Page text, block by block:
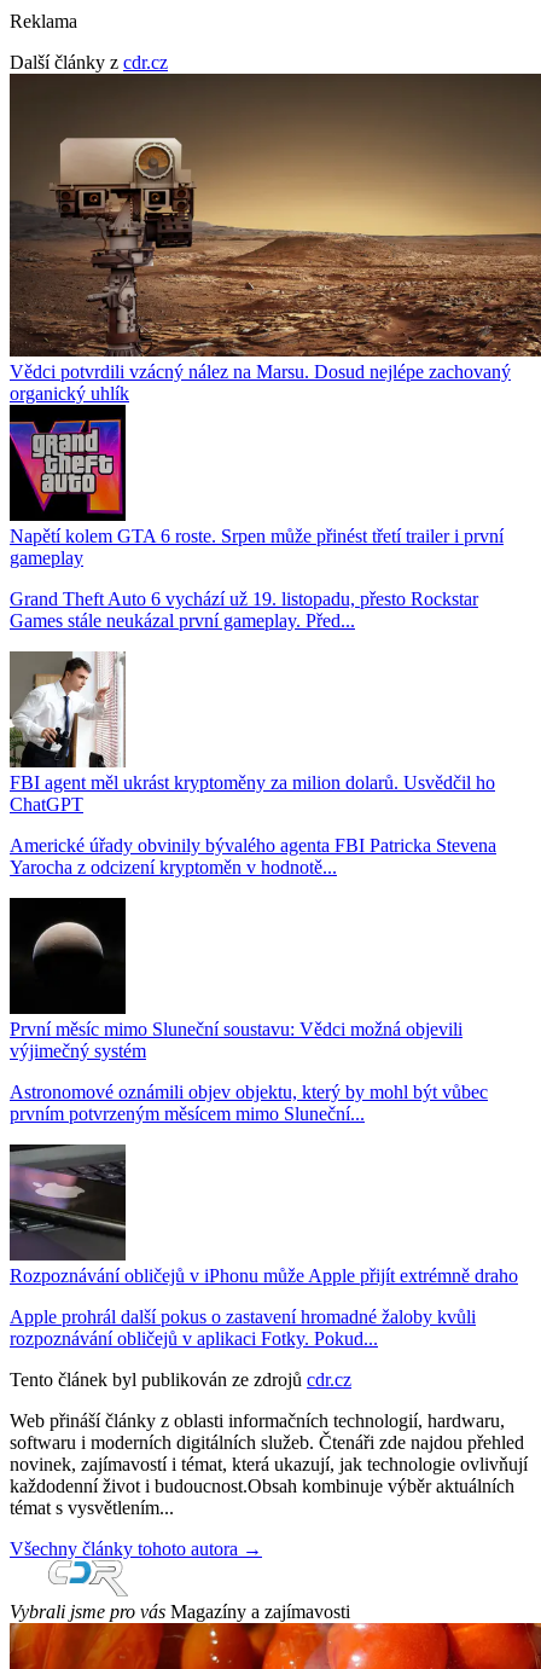
Reklama
Další články z cdr.cz
Vědci potvrdili vzácný nález na Marsu. Dosud nejlépe zachovaný
organický uhlík
Napětí kolem GTA 6 roste. Srpen může přinést třetí trailer i první
gameplay
Grand Theft Auto 6 vychází už 19. listopadu, přesto Rockstar
Games stále neukázal první gameplay. Před...
FBI agent měl ukrást kryptoměny za milion dolarů. Usvědčil ho
ChatGPT
Americké úřady obvinily bývalého agenta FBI Patricka Stevena
Yarocha z odcizení kryptoměn v hodnotě...
První měsíc mimo Sluneční soustavu: Vědci možná objevili
výjimečný systém
Astronomové oznámili objev objektu, který by mohl být vůbec
prvním potvrzeným měsícem mimo Sluneční...
Rozpoznávání obličejů v iPhonu může Apple přijít extrémně draho
Apple prohrál další pokus o zastavení hromadné žaloby kvůli
rozpoznávání obličejů v aplikaci Fotky. Pokud...
Tento článek byl publikován ze zdrojů cdr.cz
Web přináší články z oblasti informačních technologií, hardwaru,
softwaru i moderních digitálních služeb. Čtenáři zde najdou přehled
novinek, zajímavostí i témat, která ukazují, jak technologie ovlivňují
každodenní život i budoucnost.Obsah kombinuje výběr aktuálních
témat s vysvětlením...
Všechny články tohoto autora →
Vybrali jsme pro vás Magazíny a zajímavosti